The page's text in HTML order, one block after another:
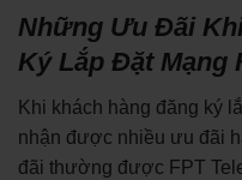
Những Ưu Đãi
Ký Lắp Đặt Mạng
Khi khách hàng đăng ký
nhận được nhiều ưu đãi
đãi thường được FPT